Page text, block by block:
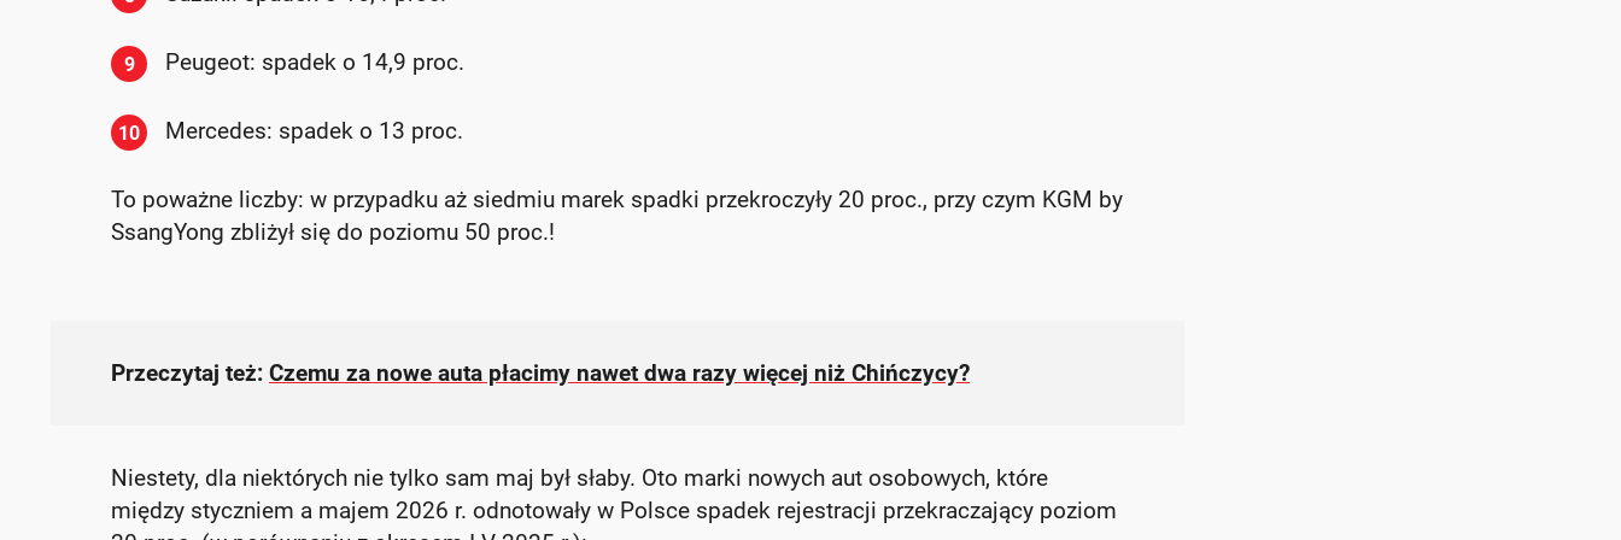
9 Peugeot: spadek o 14,9 proc.
10 Mercedes: spadek o 13 proc.
To poważne liczby: w przypadku aż siedmiu marek spadki przekroczyły 20 proc., przy czym KGM by
SsangYong zbliżył się do poziomu 50 proc.!
Przeczytaj też: Czemu za nowe auta płacimy nawet dwa razy więcej niż Chińczycy?
Niestety, dla niektórych nie tylko sam maj był słaby. Oto marki nowych aut osobowych, które
między styczniem a majem 2026 r. odnotowały w Polsce spadek rejestracji przekraczający poziom